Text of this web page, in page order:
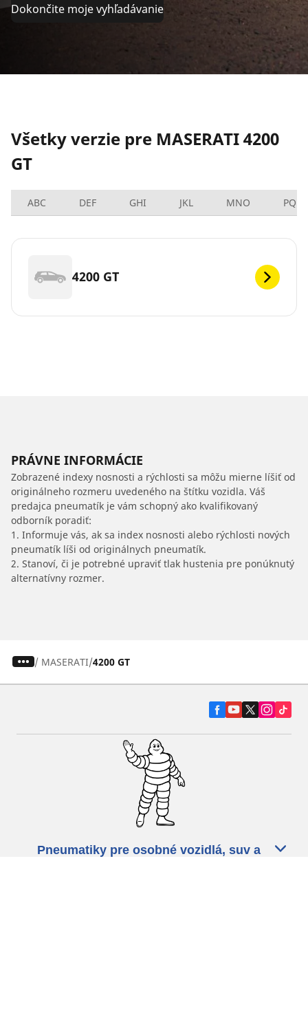
Dokončite moje vyhľadávanie
Všetky verzie pre MASERATI 4200
GT
ABC DEF GHI JKL MNO PQRS
4200 GT
PRÁVNE INFORMÁCIE
Zobrazené indexy nosnosti a rýchlosti sa môžu mierne líšiť od
originálneho rozmeru uvedeného na štítku vozidla. Váš
predajca pneumatík je vám schopný ako kvalifikovaný
odborník poradiť:
1. Informuje vás, ak sa index nosnosti alebo rýchlosti nových
pneumatík líši od originálnych pneumatík.
2. Stanoví, či je potrebné upraviť tlak hustenia pre ponúknutý
alternatívny rozmer.
/ MASERATI 4200 GT
Pneumatiky pre osobné vozidlá, suv a